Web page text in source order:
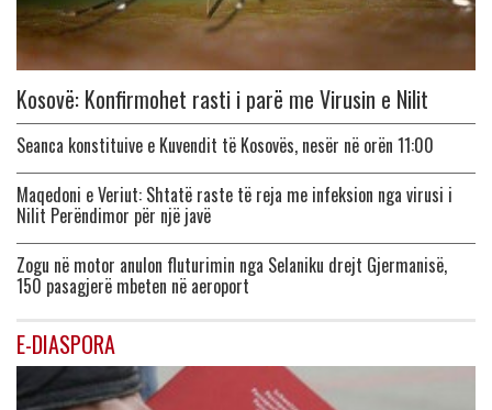
Kosovë: Konfirmohet rasti i parë me Virusin e Nilit
Seanca konstituive e Kuvendit të Kosovës, nesër në orën 11:00
Maqedoni e Veriut: Shtatë raste të reja me infeksion nga virusi i
Nilit Perëndimor për një javë
Zogu në motor anulon fluturimin nga Selaniku drejt Gjermanisë,
150 pasagjerë mbeten në aeroport
E-DIASPORA